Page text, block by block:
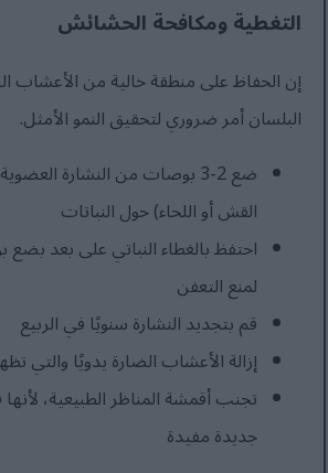
التغطية ومكافحة الحشائش
إن الحفاظ على منطقة خالية من الأعشاب
البلسان أمر ضروري لتحقيق النمو الأمثل.
ضع 2-3 بوصات من النشارة
القش أو اللحاء) حول النباتات
احتفظ بالغطاء النباتي على بعد
لمنع التعفن
قم بتجديد النشارة سنويًا في الربيع
إزالة الأعشاب الضارة يدويًا والتي
تجنب أقمشة المناظر الطبيعية،
جديدة مفيدة